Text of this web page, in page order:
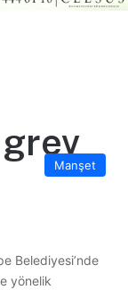
Manşet
Belediyesi’nde
yönelik